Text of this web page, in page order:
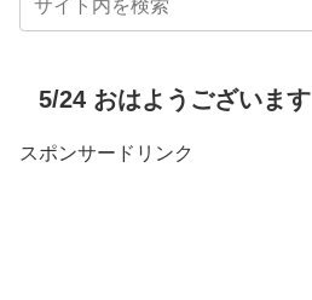
5/24 おはようございます
スポンサードリンク